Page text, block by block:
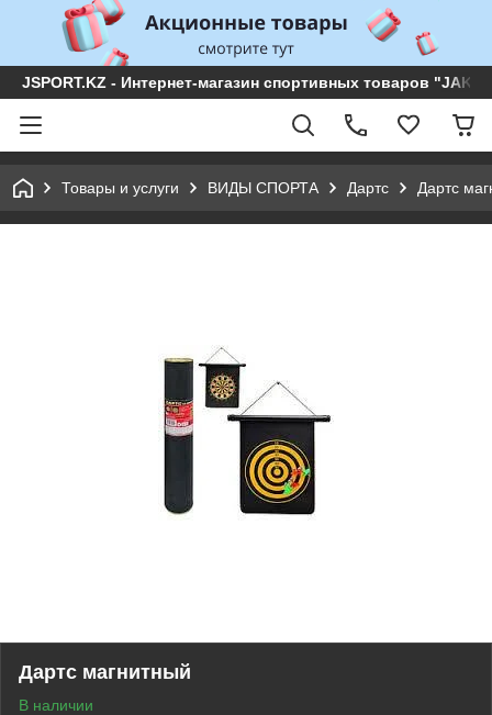
JSPORT.KZ - Интернет-магазин спортивных товаров
Товары и услуги ВИДЫ СПОРТА Дартс Дартс
Дартс магнитный
В наличии